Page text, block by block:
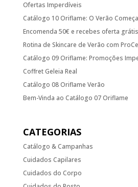
Ofertas Imperdíveis
Catálogo 10 Oriflame: O Verão
Encomenda 50€ e recebes oferta
Rotina de Skincare de Verão com
Catálogo 09 Oriflame: Promoções
Coffret Geleia Real
Catálogo 08 Oriflame Verão
Bem-Vinda ao Catálogo 07 Oriflame
CATEGORIAS
Catálogo & Campanhas
Cuidados Capilares
Cuidados do Corpo